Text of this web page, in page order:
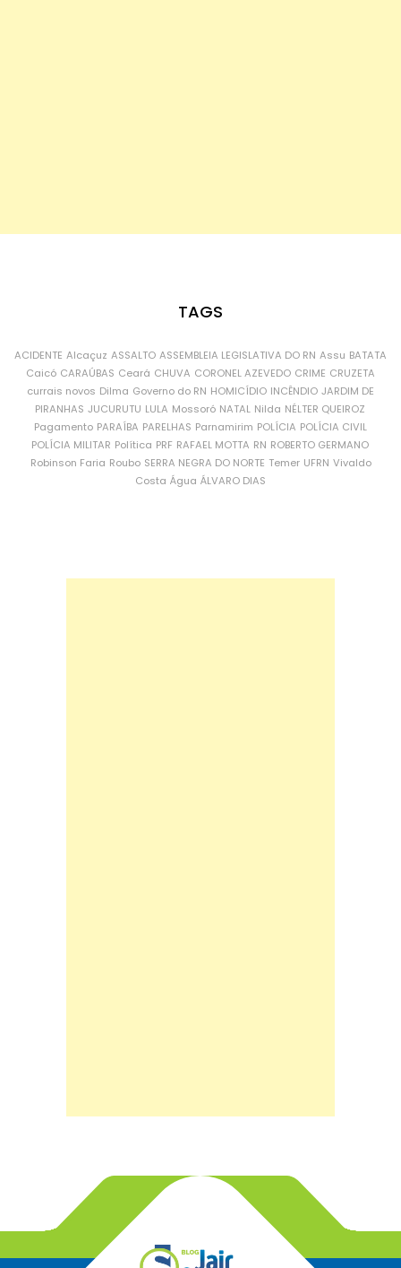
TAGS
ACIDENTE Alcaçuz ASSALTO ASSEMBLEIA LEGISLATIVA DO RN Assu BATATA
Caicó CARAÚBAS Ceará CHUVA CORONEL AZEVEDO CRIME CRUZETA
currais novos Dilma Governo do RN HOMICÍDIO INCÊNDIO JARDIM DE
PIRANHAS JUCURUTU LULA Mossoró NATAL Nilda NÉLTER QUEIROZ
Pagamento PARAÍBA PARELHAS Parnamirim POLÍCIA POLÍCIA CIVIL
POLÍCIA MILITAR Política PRF RAFAEL MOTTA RN ROBERTO GERMANO
Robinson Faria Roubo SERRA NEGRA DO NORTE Temer UFRN Vivaldo
Costa Água ÁLVARO DIAS